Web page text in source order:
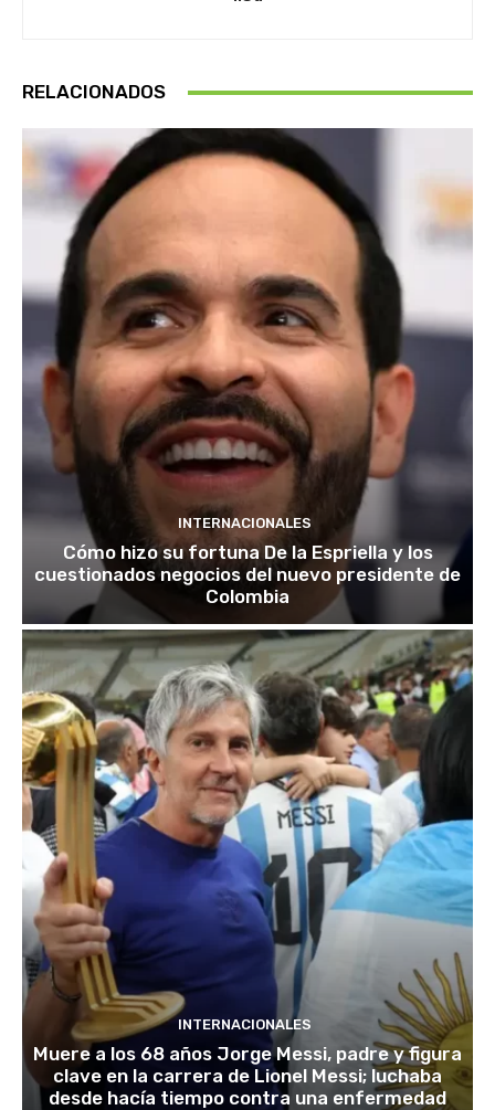
RELACIONADOS
INTERNACIONALES
Cómo hizo su fortuna De la Espriella y los
cuestionados negocios del nuevo presidente de
Colombia
INTERNACIONALES
Muere a los 68 años Jorge Messi, padre y figura
clave en la carrera de Lionel Messi; luchaba
desde hacía tiempo contra una enfermedad